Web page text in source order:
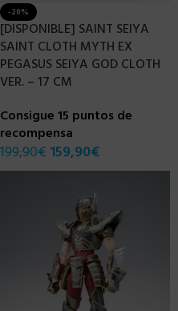
-20%
[DISPONIBLE] SAINT SEIYA
SAINT CLOTH MYTH EX
PEGASUS SEIYA GOD CLOTH
VER. – 17 CM
Consigue 15 puntos de
recompensa
199,90€ 159,90€